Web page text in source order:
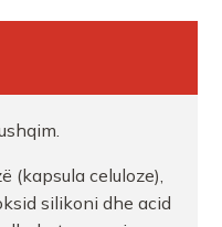
(kapsula celuloze),
silikoni dhe acid